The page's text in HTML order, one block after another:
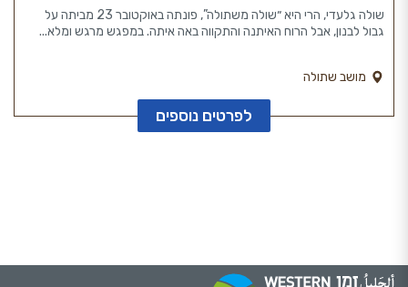
שולה גלעדי, הרי היא ״שולה משתולה”, פונתה באוקטובר 23 מביתה על
גבול לבנון, אבל הרוח האיתנה והתקווה באה איתה. במפגש מרגש ומלא...
מושב שתולה
לפרטים נוספים